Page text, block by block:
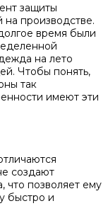
защиты
на производстве.
время были
на лето
Чтобы понять,
так
имеют эти
создают
что позволяет ему
быстро и